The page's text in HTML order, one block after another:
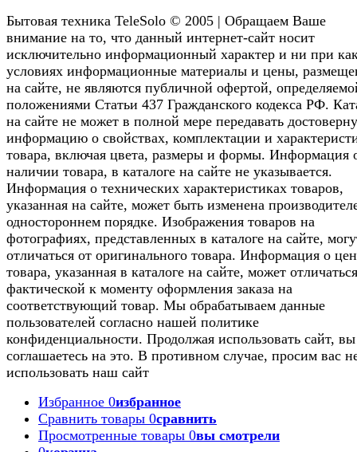
Бытовая техника TeleSolo © 2005 | Обращаем Ваше
внимание на то, что данный интернет-сайт носит
исключительно информационный характер и ни при
условиях информационные материалы и цены,
на сайте, не являются публичной офертой,
положениями Статьи 437 Гражданского кодекса РФ.
на сайте не может в полной мере передавать
информацию о свойствах, комплектации и
товара, включая цвета, размеры и формы. Информация
наличии товара, в каталоге на сайте не указывается.
Информация о технических характеристиках товаров,
указанная на сайте, может быть изменена
одностороннем порядке. Изображения товаров на
фотографиях, представленных в каталоге на сайте,
отличаться от оригинального товара. Информация о
товара, указанная в каталоге на сайте, может
фактической к моменту оформления заказа на
соответствующий товар. Мы обрабатываем данные
пользователей согласно нашей политике
конфиденциальности. Продолжая использовать сайт, вы
соглашаетесь на это. В противном случае, просим вас
использовать наш сайт
Избранное 0избранное
Сравнить товары 0сравнить
Просмотренные товары 0вы смотрели